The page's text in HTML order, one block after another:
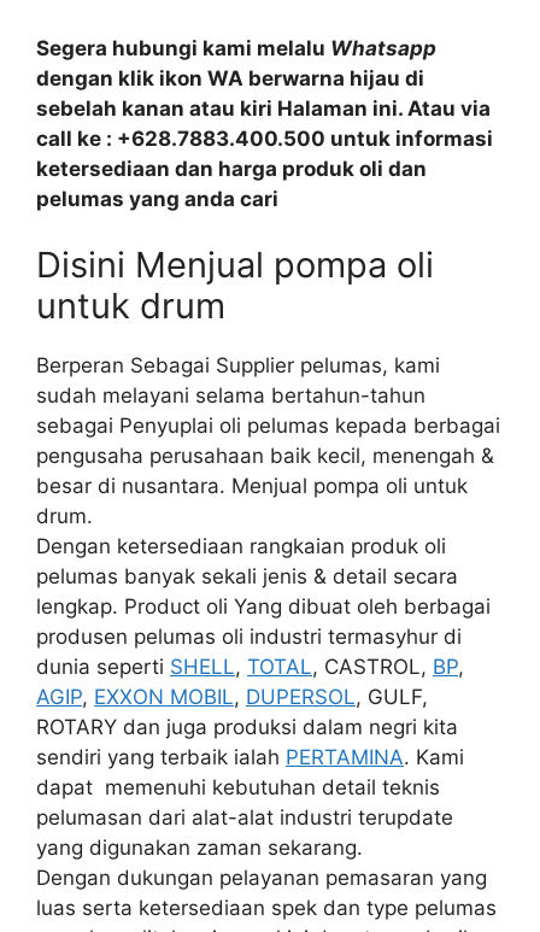
Segera hubungi kami melalu Whatsapp
dengan klik ikon WA berwarna hijau di
sebelah kanan atau kiri Halaman ini. Atau via
call ke : +628.7883.400.500 untuk informasi
ketersediaan dan harga produk oli dan
pelumas yang anda cari
Disini Menjual pompa oli
untuk drum
Berperan Sebagai Supplier pelumas, kami
sudah melayani selama bertahun-tahun
sebagai Penyuplai oli pelumas kepada berbagai
pengusaha perusahaan baik kecil, menengah &
besar di nusantara. Menjual pompa oli untuk
drum.
Dengan ketersediaan rangkaian produk oli
pelumas banyak sekali jenis & detail secara
lengkap. Product oli Yang dibuat oleh berbagai
produsen pelumas oli industri termasyhur di
dunia seperti SHELL, TOTAL, CASTROL, BP,
AGIP, EXXON MOBIL, DUPERSOL, GULF,
ROTARY dan juga produksi dalam negri kita
sendiri yang terbaik ialah PERTAMINA. Kami
dapat memenuhi kebutuhan detail teknis
pelumasan dari alat-alat industri terupdate
yang digunakan zaman sekarang.
Dengan dukungan pelayanan pemasaran yang
luas serta ketersediaan spek dan type pelumas